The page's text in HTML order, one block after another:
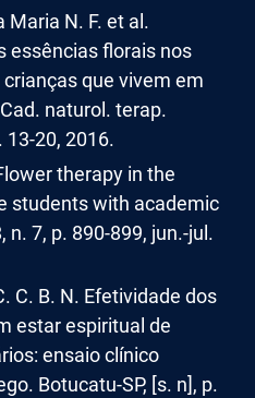
Maria N. F. et al.
essências florais nos
que vivem em
naturol. terap.
13-20, 2016.
therapy in the
students with academic
n. 7, p. 890-899, jun.-jul.
C. B. N. Efetividade dos
estar espiritual de
ensaio clínico
Botucatu-SP, [s. n], p.